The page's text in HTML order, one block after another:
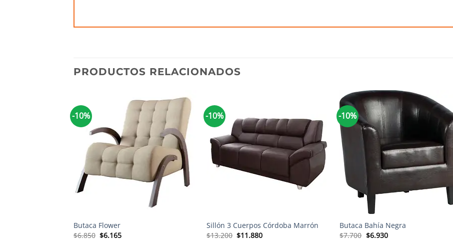
PRODUCTOS RELACIONADOS
-10%
Butaca Flower
$6.850 El
$6.165El
-10%
Sillón 3 Cuerpos Córdoba Marrón
$13.200 El
$11.880El
-10%
Butaca Bahía Negra
$7.700 El
$6.930El